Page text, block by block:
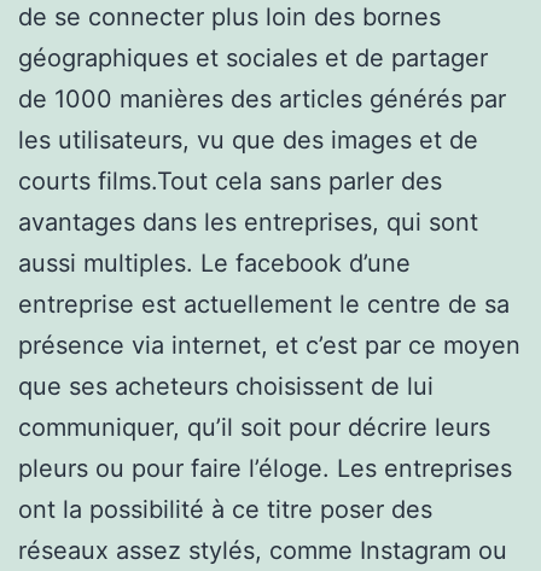
de se connecter plus loin des bornes
géographiques et sociales et de partager
de 1000 manières des articles générés par
les utilisateurs, vu que des images et de
courts films.Tout cela sans parler des
avantages dans les entreprises, qui sont
aussi multiples. Le facebook d’une
entreprise est actuellement le centre de sa
présence via internet, et c’est par ce moyen
que ses acheteurs choisissent de lui
communiquer, qu’il soit pour décrire leurs
pleurs ou pour faire l’éloge. Les entreprises
ont la possibilité à ce titre poser des
réseaux assez stylés, comme Instagram ou